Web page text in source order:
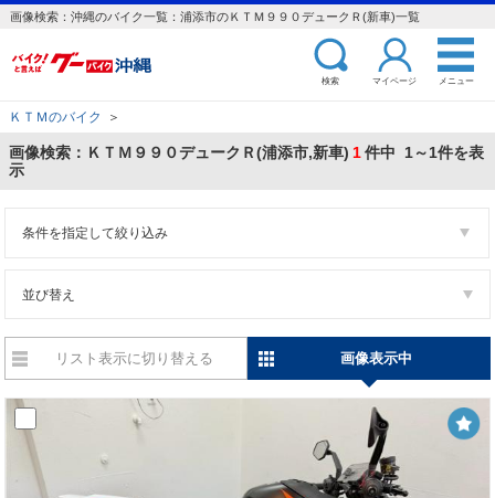
画像検索：沖縄のバイク一覧：浦添市のＫＴＭ９９０デュークＲ(新車)一覧
検索 マイページ メニュー
ＫＴＭのバイク ＞
画像検索：ＫＴＭ９９０デュークＲ(浦添市,新車) 1件中 1～1件を表
示
条件を指定して絞り込み
並び替え
リスト表示に切り替える 画像表示中